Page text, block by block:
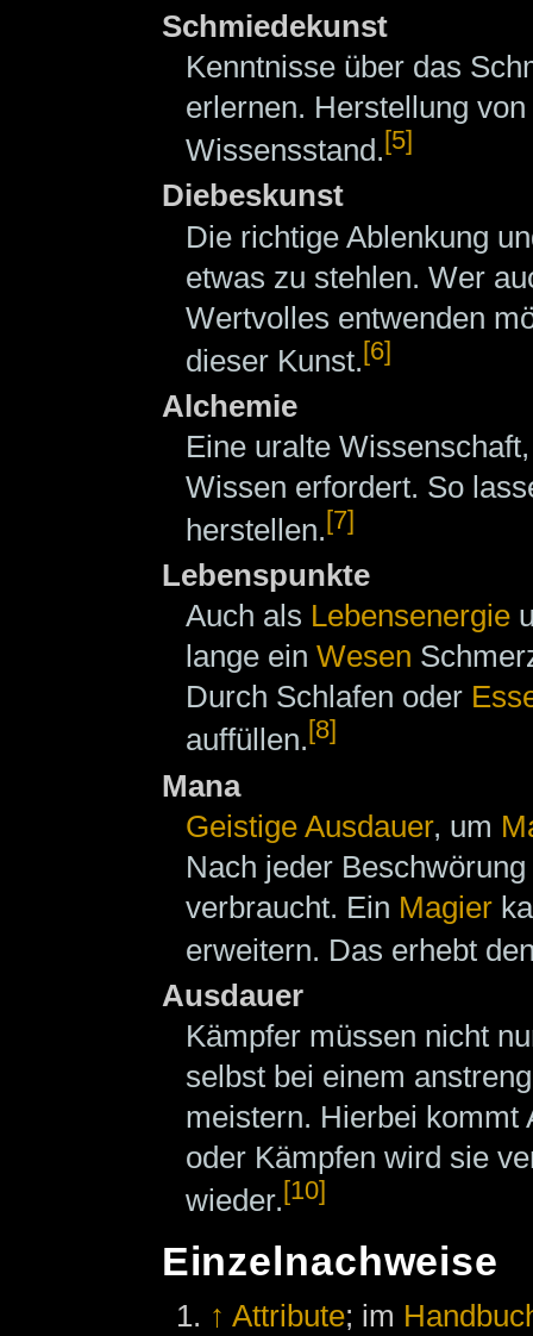
Schmiedekunst
Kenntnisse über das
erlernen. Herstellung
Wissensstand. [5]
Diebeskunst
Die richtige Ablenkung
etwas zu stehlen. Wer
Wertvolles entwenden
dieser Kunst.[6]
Alchemie
Eine uralte
Wissen erfordert. So
herstellen.[7]
Lebenspunkte
Auch als Lebensenergie
lange ein Wesen
Durch Schlafen oder
auffüllen. [8]
Mana
Geistige Ausdauer, um
Nach jeder
verbraucht. Ein Magier
erweitern. Das erhebt
Ausdauer
Kämpfer müssen nicht
selbst bei einem
meistern. Hierbei kommt
oder Kämpfen wird sie
wieder.[10]
Einzelnachweise
↑ Attribute; im